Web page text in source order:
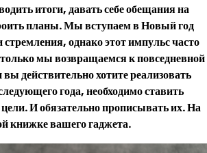
итоги, давать себе обещания на
планы. Мы вступаем в Новый год
однако этот импульс часто
мы возвращаемся к повседневной
действительно хотите реализовать
года, необходимо ставить
И обязательно прописывать их. На
книжке вашего гаджета.